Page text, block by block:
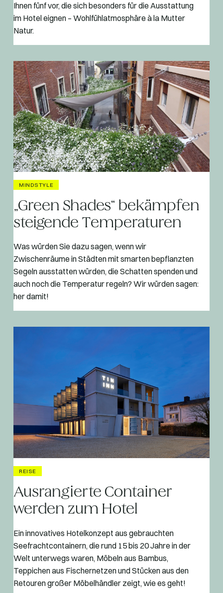
Ihnen fünf vor, die sich besonders für die Ausstattung
im Hotel eignen – Wohlfühlatmosphäre à la Mutter
Natur.
MINDSTYLE
„Green Shades“ bekämpfen
steigende Temperaturen
Was würden Sie dazu sagen, wenn wir
Zwischenräume in Städten mit smarten bepflanzten
Segeln ausstatten würden, die Schatten spenden und
auch noch die Temperatur regeln? Wir würden sagen:
her damit!
REISE
Ausrangierte Container
werden zum Hotel
Ein innovatives Hotelkonzept aus gebrauchten
Seefrachtcontainern, die rund 15 bis 20 Jahre in der
Welt unterwegs waren, Möbeln aus Bambus,
Teppichen aus Fischernetzen und Stücken aus den
Retouren großer Möbelhändler zeigt, wie es geht!